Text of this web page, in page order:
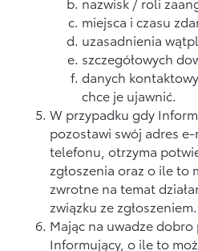
miejsca i czasu
uzasadnienia
szczegółowych
danych
chce je ujawnić.
W przypadku gdy
pozostawi swój adres
telefonu, otrzyma
zgłoszenia oraz o ile to
zwrotne na temat
związku ze zgłoszeniem.
Mając na uwadze dobro
Informujący, o ile to